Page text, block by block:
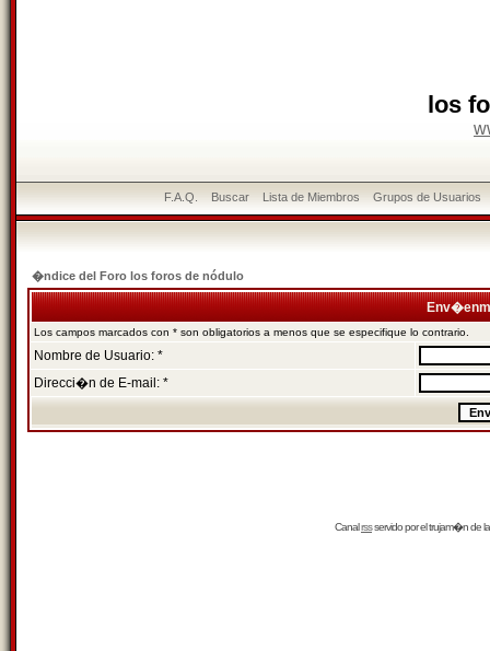
los
F.A.Q. Buscar Lista de Miembros Grupos de Usuarios
�ndice del Foro los foros de nódulo
Los campos marcados con * son obligatorios a menos que se especifique lo contrario.
Nombre de Usuario: *
Direcci�n de E-mail: *
Canalrssservido por eltrujam�nde